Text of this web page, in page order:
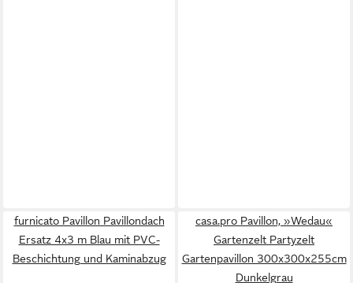
furnicato Pavillon Pavillondach
Ersatz 4x3 m Blau mit PVC-
Beschichtung und Kaminabzug
casa.pro Pavillon, »Wedau«
Gartenzelt Partyzelt
Gartenpavillon 300x300x255cm
Dunkelgrau